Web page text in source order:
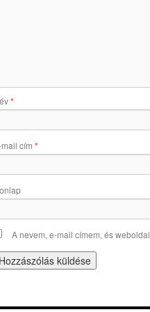
*
mail cím *
A nevem, e-mail címem, és